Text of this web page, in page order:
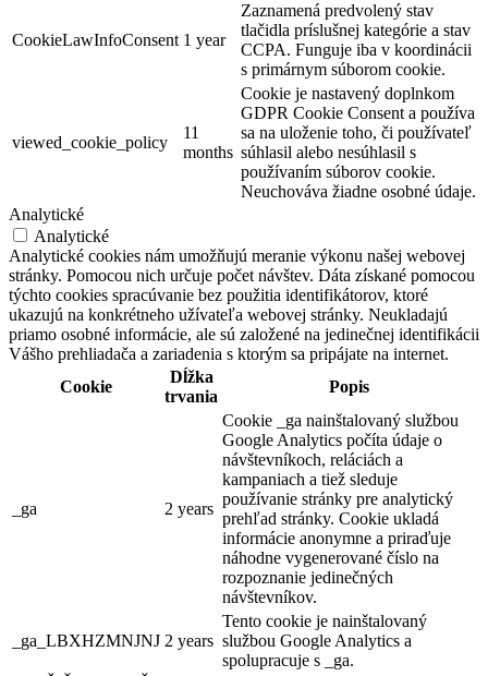
CookieLawInfoConsent 1 year
Zaznamená predvolený stav
tlačidla príslušnej kategórie a stav
CCPA. Funguje iba v koordinácii
s primárnym súborom cookie.
viewed_cookie_policy
11
months
Cookie je nastavený doplnkom
GDPR Cookie Consent a používa
sa na uloženie toho, či používateľ
súhlasil alebo nesúhlasil s
používaním súborov cookie.
Neuchováva žiadne osobné údaje.
Analytické
Analytické
Analytické cookies nám umožňujú meranie výkonu našej webovej
stránky. Pomocou nich určuje počet návštev. Dáta získané pomocou
týchto cookies spracúvanie bez použitia identifikátorov, ktoré
ukazujú na konkrétneho užívateľa webovej stránky. Neukladajú
priamo osobné informácie, ale sú založené na jedinečnej identifikácii
Vášho prehliadača a zariadenia s ktorým sa pripájate na internet.
Cookie
Dĺžka
trvania
Popis
_ga 2 years
Cookie _ga nainštalovaný službou
Google Analytics počíta údaje o
návštevníkoch, reláciách a
kampaniach a tiež sleduje
používanie stránky pre analytický
prehľad stránky. Cookie ukladá
informácie anonymne a priraďuje
náhodne vygenerované číslo na
rozpoznanie jedinečných
návštevníkov.
_ga_LBXHZMNJNJ 2 years
Tento cookie je nainštalovaný
službou Google Analytics a
spolupracuje s _ga.